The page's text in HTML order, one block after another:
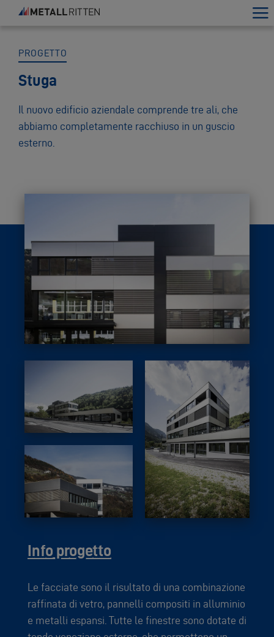
PROGETTO
Stuga
Il nuovo edificio aziendale comprende tre ali, che
abbiamo completamente racchiuso in un guscio
esterno.
Info progetto
Le facciate sono il risultato di una combinazione
raffinata di vetro, pannelli compositi in alluminio
e metalli espansi. Tutte le finestre sono dotate di